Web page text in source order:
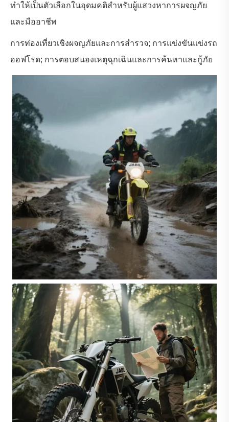
ทำให้เป็นตัวเลือกในอุดมคติสำหรับผู้แสวงหาการผจญภัย
และมืออาชีพ
การท่องเที่ยวเชิงผจญภัยและการสำรวจ; การแข่งขันแข่งรถ
ออฟโรด; การตอบสนองเหตุฉุกเฉินและการค้นหาและกู้ภัย